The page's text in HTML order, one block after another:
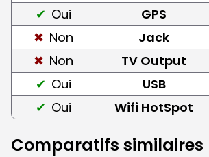
Oui
GPS
Non
Jack
Non
TV Output
Oui
USB
Oui
Wifi HotSpot
Comparatifs similaires